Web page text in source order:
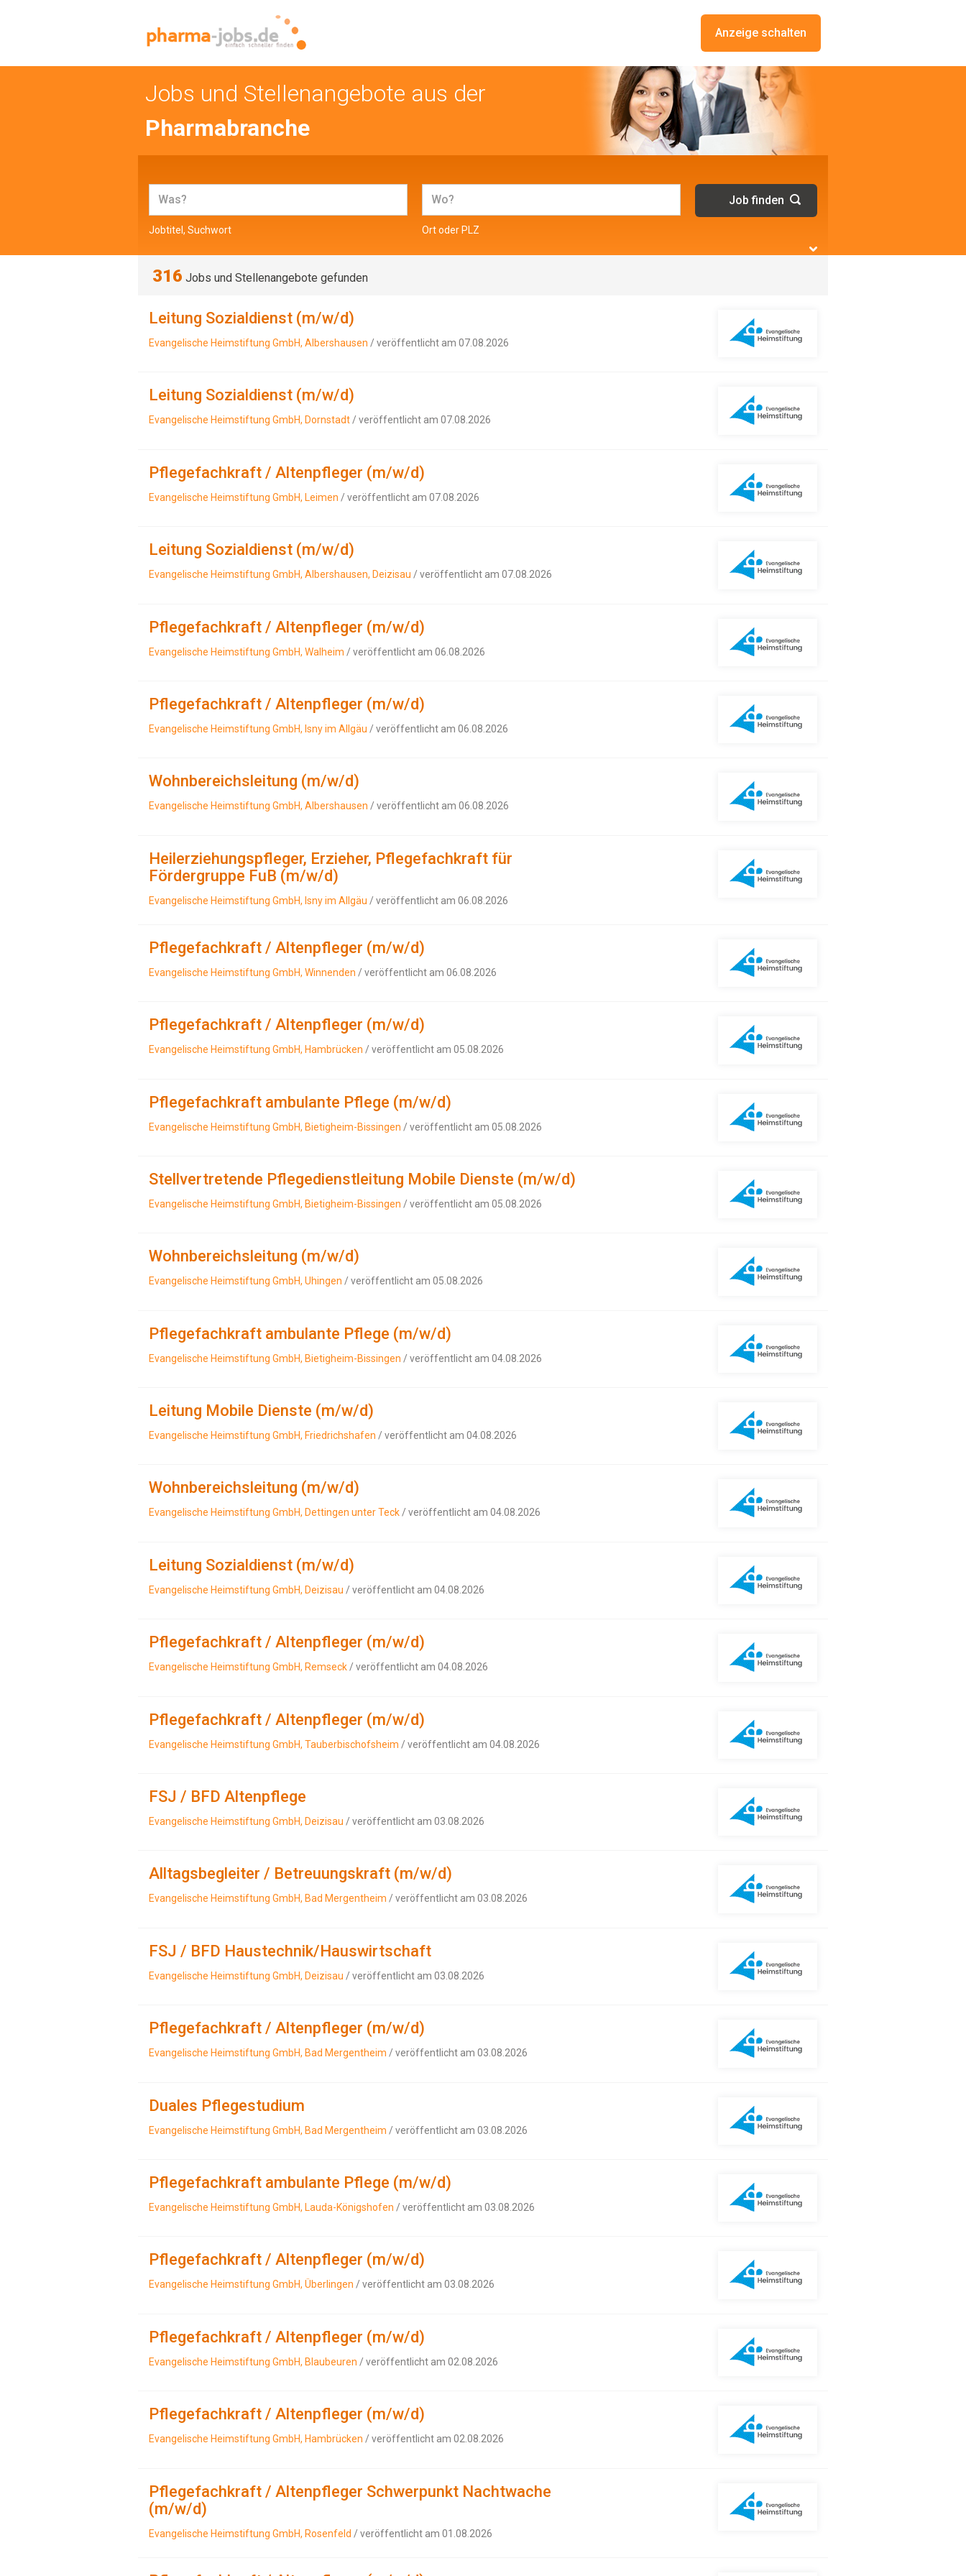
Anzeige schalten
Jobs und Stellenangebote aus der
Pharmabranche
Jobtitel, Suchwort Ort oder PLZ
316 Jobs und Stellenangebote gefunden
Leitung Sozialdienst (m/w/d)
Evangelische Heimstiftung GmbH, Albershausen / veröffentlicht am 07.08.2026
Leitung Sozialdienst (m/w/d)
Evangelische Heimstiftung GmbH, Dornstadt/ veröffentlicht am 07.08.2026
Pflegefachkraft / Altenpfleger (m/w/d)
Evangelische Heimstiftung GmbH, Leimen / veröffentlicht am 07.08.2026
Leitung Sozialdienst (m/w/d)
Evangelische Heimstiftung GmbH, Albershausen, Deizisau / veröffentlicht am 07.08.2026
Pflegefachkraft / Altenpfleger (m/w/d)
Evangelische Heimstiftung GmbH, Walheim / veröffentlicht am 06.08.2026
Pflegefachkraft / Altenpfleger (m/w/d)
Evangelische Heimstiftung GmbH, Isny im Allgäu / veröffentlicht am 06.08.2026
Wohnbereichsleitung (m/w/d)
Evangelische Heimstiftung GmbH, Albershausen / veröffentlicht am 06.08.2026
Heilerziehungspfleger, Erzieher, Pflegefachkraft für
Fördergruppe FuB (m/w/d)
Evangelische Heimstiftung GmbH, Isny im Allgäu / veröffentlicht am 06.08.2026
Pflegefachkraft / Altenpfleger (m/w/d)
Evangelische Heimstiftung GmbH, Winnenden / veröffentlicht am 06.08.2026
Pflegefachkraft / Altenpfleger (m/w/d)
Evangelische Heimstiftung GmbH, Hambrücken / veröffentlicht am 05.08.2026
Pflegefachkraft ambulante Pflege (m/w/d)
Evangelische Heimstiftung GmbH, Bietigheim-Bissingen / veröffentlicht am 05.08.2026
Stellvertretende Pflegedienstleitung Mobile Dienste (m/w/d)
Evangelische Heimstiftung GmbH, Bietigheim-Bissingen / veröffentlicht am 05.08.2026
Wohnbereichsleitung (m/w/d)
Evangelische Heimstiftung GmbH, Uhingen / veröffentlicht am 05.08.2026
Pflegefachkraft ambulante Pflege (m/w/d)
Evangelische Heimstiftung GmbH, Bietigheim-Bissingen / veröffentlicht am 04.08.2026
Leitung Mobile Dienste (m/w/d)
Evangelische Heimstiftung GmbH, Friedrichshafen / veröffentlicht am 04.08.2026
Wohnbereichsleitung (m/w/d)
Evangelische Heimstiftung GmbH, Dettingen unter Teck/ veröffentlicht am 04.08.2026
Leitung Sozialdienst (m/w/d)
Evangelische Heimstiftung GmbH, Deizisau / veröffentlicht am 04.08.2026
Pflegefachkraft / Altenpfleger (m/w/d)
Evangelische Heimstiftung GmbH, Remseck/ veröffentlicht am 04.08.2026
Pflegefachkraft / Altenpfleger (m/w/d)
Evangelische Heimstiftung GmbH, Tauberbischofsheim / veröffentlicht am 04.08.2026
FSJ / BFD Altenpflege
Evangelische Heimstiftung GmbH, Deizisau / veröffentlicht am 03.08.2026
Alltagsbegleiter / Betreuungskraft (m/w/d)
Evangelische Heimstiftung GmbH, Bad Mergentheim / veröffentlicht am 03.08.2026
FSJ / BFD Haustechnik/Hauswirtschaft
Evangelische Heimstiftung GmbH, Deizisau / veröffentlicht am 03.08.2026
Pflegefachkraft / Altenpfleger (m/w/d)
Evangelische Heimstiftung GmbH, Bad Mergentheim / veröffentlicht am 03.08.2026
Duales Pflegestudium
Evangelische Heimstiftung GmbH, Bad Mergentheim / veröffentlicht am 03.08.2026
Pflegefachkraft ambulante Pflege (m/w/d)
Evangelische Heimstiftung GmbH, Lauda-Königshofen / veröffentlicht am 03.08.2026
Pflegefachkraft / Altenpfleger (m/w/d)
Evangelische Heimstiftung GmbH, Überlingen / veröffentlicht am 03.08.2026
Pflegefachkraft / Altenpfleger (m/w/d)
Evangelische Heimstiftung GmbH, Blaubeuren / veröffentlicht am 02.08.2026
Pflegefachkraft / Altenpfleger (m/w/d)
Evangelische Heimstiftung GmbH, Hambrücken / veröffentlicht am 02.08.2026
Pflegefachkraft / Altenpfleger Schwerpunkt Nachtwache
(m/w/d)
Evangelische Heimstiftung GmbH, Rosenfeld / veröffentlicht am 01.08.2026